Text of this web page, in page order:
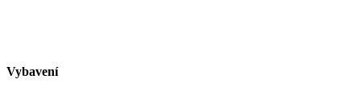
Vybavení